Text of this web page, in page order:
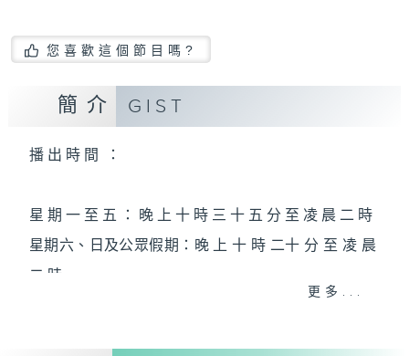
您喜歡這個節目嗎?
簡介 GIST
播 出 時 間 ：
星 期 一 至 五 ： 晚 上 十 時 三 十 五 分 至 凌 晨 二 時
星期六、日及公眾假期：晚 上 十 時 二十 分 至 凌 晨
二 時
更多...